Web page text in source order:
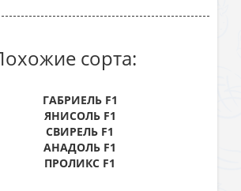
сорта:
ГАБРИЕЛЬ F1
ЯНИСОЛЬ F1
СВИРЕЛЬ F1
АНАДОЛЬ F1
ПРОЛИКС F1